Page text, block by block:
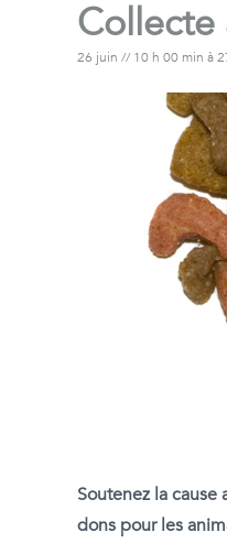
Collecte
26 juin // 10 h 00 min à
Soutenez la
dons pour les